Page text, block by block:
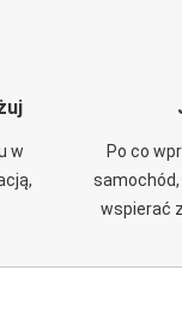
w
Po co
wspierać